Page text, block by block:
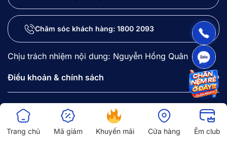
Trang chủ Mã giảm Khuyến mãi Cửa hàng Êm club
Chăm sóc khách hàng: 1800 2093
Chịu trách nhiệm nội dung: Nguyễn Hồng Quân
Điều khoản & chính sách
Hướng dẫn mua hàng
Về Vua Nệm